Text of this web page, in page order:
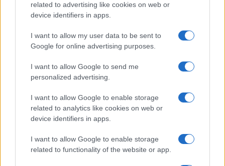
related to advertising like cookies on web or
device identifiers in apps.
I want to allow my user data to be sent to
Google for online advertising purposes.
I want to allow Google to send me
personalized advertising.
I want to allow Google to enable storage
related to analytics like cookies on web or
device identifiers in apps.
I want to allow Google to enable storage
related to functionality of the website or app.
NL Newz